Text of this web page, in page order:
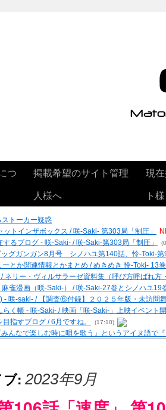
つ
掲載希望のサイト管理
人様へ
現
ト様
トーカー疑惑
トインザボックス / 咲-Saki- 第303局「制圧」
るブログ - 咲-Saki- / 咲-Saki-第303局「制圧」
ッグガンガン8月号 シノハユ第140話、怜-Toki-第
ーとか関連情報とかまとめ / めきめき 怜-Toki- 13
ネリー・ヴィルサラーゼ資料集（呼び方呼ばれ方
雀漫画（咲-Saki-） / 咲-Saki-27巻とシノハユ
- 咲-saki- / 【調査⑥付録】２０２５年版・未訪問
らく帳 - 咲-Saki- / 映画「咲-Saki-」上映イベント
指すブログ / 6月ですね。
(17:10)
んなで楽しむ時に唄を歌う』というアイヌ語で
/ 姫松の上重漫ちゃんと演じている伊達朱里紗さ
/ MJ第14回咲CUP 咲なま他 (11:53)
ブ: 2023年9月